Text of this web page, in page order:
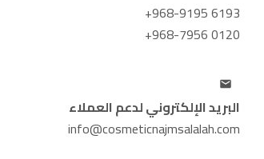
+968-9195 6193
+968-7956 0120
البريد الإلكتروني لدعم العملاء
info@cosmeticnajmsalalah.com